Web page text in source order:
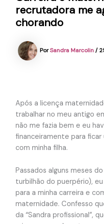
recrutadora me
chorando
PorSandra Marcolin/
Após a licença
trabalhar no meu antigo
não me fazia bem e eu
financeiramente para
com minha filha.
Passados alguns meses
turbilhão do puerpério),
para a minha carreira e
maternidade. Confesso
da “Sandra profissional”,